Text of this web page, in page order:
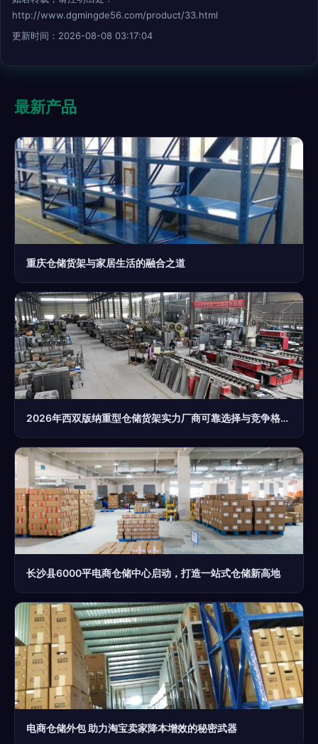
http://www.dgmingde56.com/product/33.html
更新时间：2026-08-08 03:17:04
最新产品
重庆仓储货架与家居生活的融合之道
2026年西双版纳重型仓储货架实力厂商可靠选择与竞争格局深度解析
长沙县6000平电商仓储中心启动，打造一站式仓储新高地
电商仓储外包 助力淘宝卖家降本增效的秘密武器